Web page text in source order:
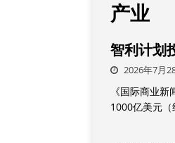
产业
智利计划
2026年7月
《国际商业
1000亿美元（